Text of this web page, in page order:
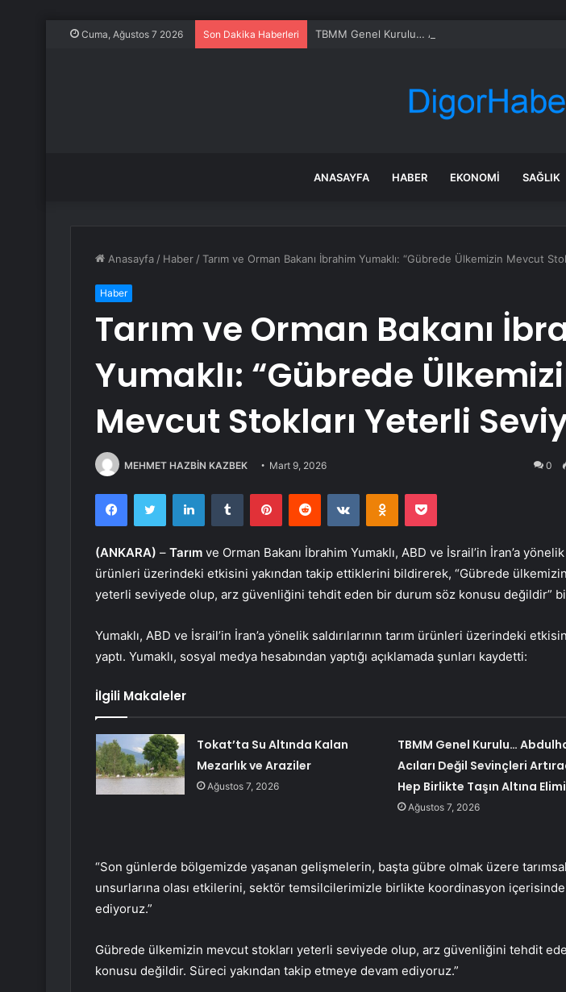
Cuma, Ağustos 7 2026 Son Dakika Haberleri TBMM Genel Kurulu… Abdulhamit Gül: Gelin,
ANASAYFA HABER EKONOMI SAĞLIK
Anasayfa / Haber /Tarım ve Orman Bakanı İbrahim Yumaklı: “Gübrede Ülkemizin Mevcut
Haber
Tarım ve Orman Bakanı
Yumaklı: “Gübrede
Mevcut Stokları Yeterli
MEHMET HAZBİN KAZBEK Mart 9, 2026 0
FacebookTwitter LinkedInTumblr PinterestReddit VKontakteOdnoklassniki
Pocket
(ANKARA) – Tarım ve Orman Bakanı İbrahim Yumaklı, ABD ve İsrail’in İran’a yönelik
ürünleri üzerindeki etkisini yakından takip ettiklerini bildirerek, “Gübrede
yeterli seviyede olup, arz güvenliğini tehdit eden bir durum söz konusu değildir”
Yumaklı, ABD ve İsrail’in İran’a yönelik saldırılarının tarım ürünleri üzerindeki
yaptı. Yumaklı, sosyal medya hesabından yaptığı açıklamada şunları kaydetti:
İlgili Makaleler
Tokat’ta Su Altında Kalan
Mezarlık ve Araziler
Ağustos 7, 2026
TBMM Genel Kurulu…
Acıları Değil Sevinçleri
Hep Birlikte Taşın Altına
Ağustos 7, 2026
“Son günlerde bölgemizde yaşanan gelişmelerin, başta gübre olmak üzere
unsurlarına olası etkilerini, sektör temsilcilerimizle birlikte koordinasyon içerisinde
ediyoruz.”
Gübrede ülkemizin mevcut stokları yeterli seviyede olup, arz güvenliğini tehdit
konusu değildir. Süreci yakından takip etmeye devam ediyoruz.”